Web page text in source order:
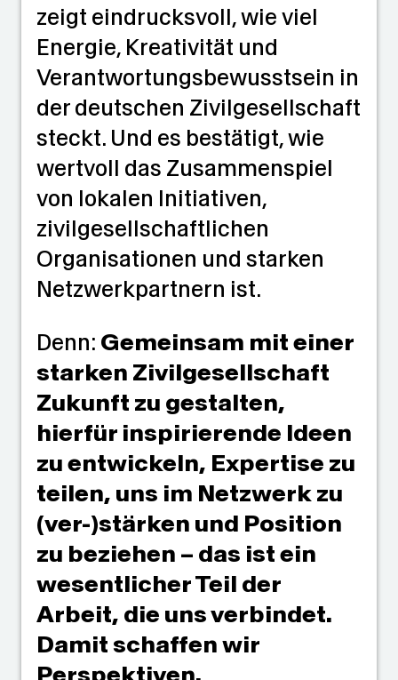
zeigt eindrucksvoll, wie viel
Energie, Kreativität und
Verantwortungsbewusstsein in
der deutschen Zivilgesellschaft
steckt. Und es bestätigt, wie
wertvoll das Zusammenspiel
von lokalen Initiativen,
zivilgesellschaftlichen
Organisationen und starken
Netzwerkpartnern ist.
Denn: Gemeinsam mit einer
starken Zivilgesellschaft
Zukunft zu gestalten,
hierfür inspirierende Ideen
zu entwickeln, Expertise zu
teilen, uns im Netzwerk zu
(ver-)stärken und Position
zu beziehen – das ist ein
wesentlicher Teil der
Arbeit, die uns verbindet.
Damit schaffen wir
Perspektiven.